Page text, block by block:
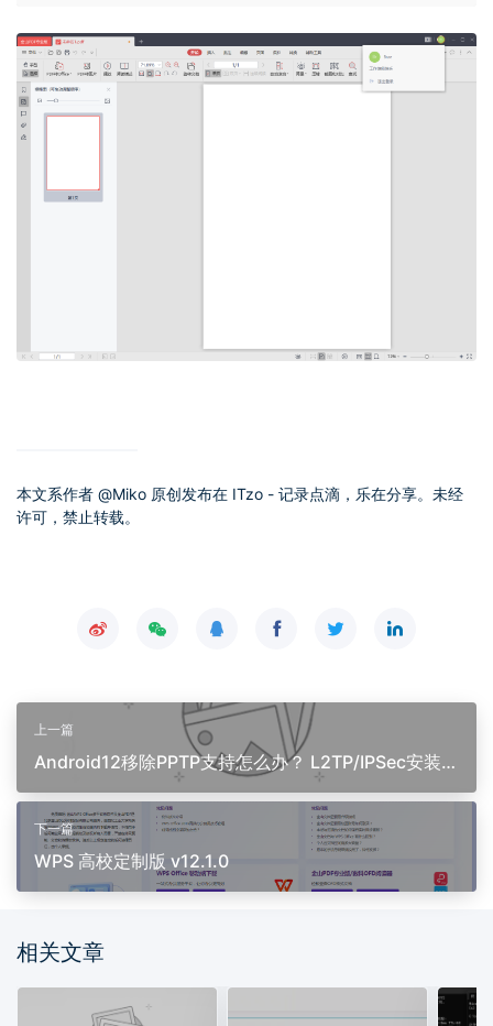
本文系作者 @Miko 原创发布在 ITzo - 记录点滴，乐在分享。未经
许可，禁止转载。
上一篇
Android12移除PPTP支持怎么办？ L2TP/IPSec安装记
录
下一篇
WPS 高校定制版 v12.1.0
相关文章